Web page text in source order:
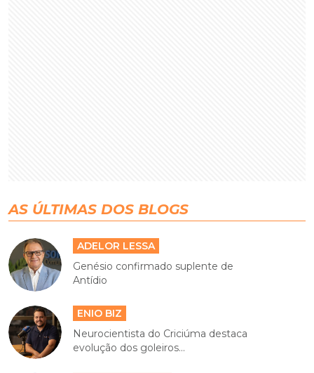
AS ÚLTIMAS DOS BLOGS
ADELOR LESSA
Genésio confirmado suplente de
Antídio
ENIO BIZ
Neurocientista do Criciúma destaca
evolução dos goleiros...